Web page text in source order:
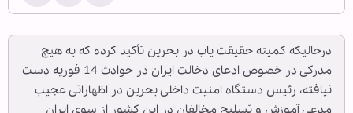
درحالیکه کمیته حقیقت یاب در بحرین تأکید کرده که به هیچ
مدرکی در خصوص ادعای دخالت ایران در حوادث 14 فوریه دست
نیافته، رئیس دستگاه امنیت داخلی بحرین در اظهاراتی عجیب
مدعی آموزش و تسلیح مخالفان در این کشور از سوی ایران